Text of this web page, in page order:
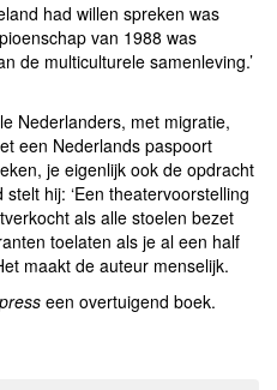
had willen spreken was
van 1988 was
de multiculturele samenleving.’
Nederlanders, met migratie,
een Nederlands paspoort
je eigenlijk ook de opdracht
hij: ‘Een theatervoorstelling
als alle stoelen bezet
toelaten als je al een half
maakt de auteur menselijk.
een overtuigend boek.